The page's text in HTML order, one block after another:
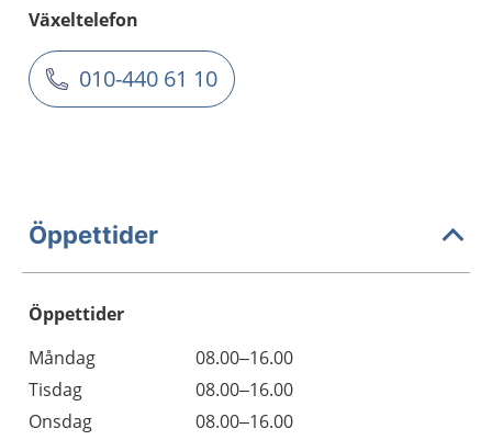
Växeltelefon
010-440 61 10
Öppettider
Öppettider
Dag
Öppettider
Kommentarer
Måndag
08.00–16.00
Tisdag
08.00–16.00
Onsdag
08.00–16.00